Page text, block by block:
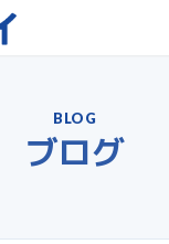
BLOG
ブログ